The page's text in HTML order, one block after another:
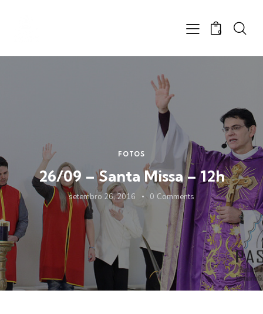
0
FOTOS
26/09 – Santa Missa – 12h
setembro 26, 2016 0 Comments